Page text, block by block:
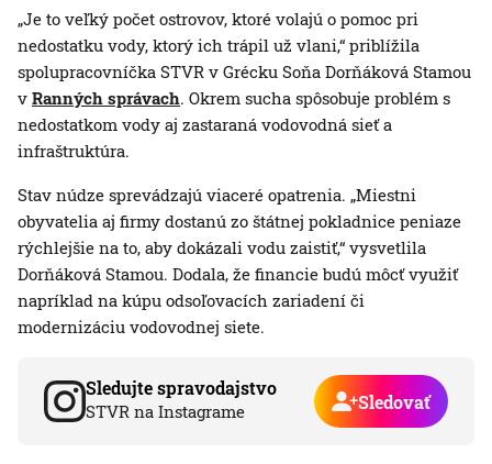
„Je to veľký počet ostrovov, ktoré volajú o pomoc pri
nedostatku vody, ktorý ich trápil už vlani,“ priblížila
spolupracovníčka STVR v Grécku Soňa Dorňáková Stamou
v Ranných správach. Okrem sucha spôsobuje problém s
nedostatkom vody aj zastaraná vodovodná sieť a
infraštruktúra.
Stav núdze sprevádzajú viaceré opatrenia. „Miestni
obyvatelia aj firmy dostanú zo štátnej pokladnice peniaze
rýchlejšie na to, aby dokázali vodu zaistiť,“ vysvetlila
Dorňáková Stamou. Dodala, že financie budú môcť využiť
napríklad na kúpu odsoľovacích zariadení či
modernizáciu vodovodnej siete.
Sledujte spravodajstvo
STVR na Instagrame Sledovať